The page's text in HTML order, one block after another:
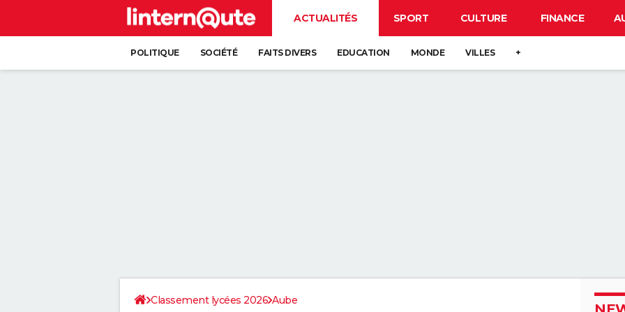
ACTUALITÉS SPORT CULTURE FINANCE
POLITIQUE SOCIÉTÉ FAITS DIVERS EDUCATION MONDE VILLES +
Classement lycées 2026 Aube